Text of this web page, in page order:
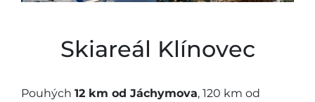
Skiareál Klínovec
Pouhých 12 km od Jáchymova, 120 km od